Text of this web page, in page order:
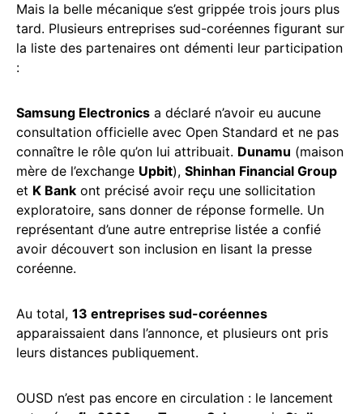
Mais la belle mécanique s’est grippée trois jours plus
tard. Plusieurs entreprises sud-coréennes figurant sur
la liste des partenaires ont démenti leur participation
:
Samsung Electronics a déclaré n’avoir eu aucune
consultation officielle avec Open Standard et ne pas
connaître le rôle qu’on lui attribuait. Dunamu (maison
mère de l’exchange Upbit), Shinhan Financial Group
et K Bank ont précisé avoir reçu une sollicitation
exploratoire, sans donner de réponse formelle. Un
représentant d’une autre entreprise listée a confié
avoir découvert son inclusion en lisant la presse
coréenne.
Au total, 13 entreprises sud-coréennes
apparaissaient dans l’annonce, et plusieurs ont pris
leurs distances publiquement.
OUSD n’est pas encore en circulation : le lancement